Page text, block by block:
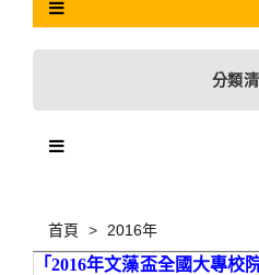
分類
首頁 2016年
「2016年文藻盃全國大專校